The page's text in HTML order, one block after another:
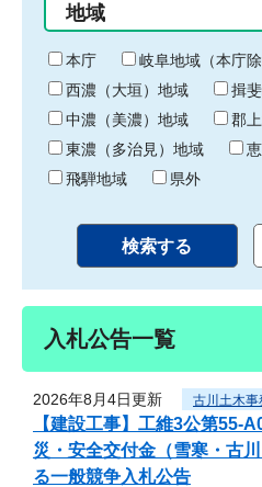
り
終
わ
り
地域
本庁
岐阜地域（本庁除
西濃（大垣）地域
揖
中濃（美濃）地域
郡
東濃（多治見）地域
飛騨地域
県外
入札公告一覧
2026年8月4日更新 古川土木事
【建設工事】工維3公第
災・安全交付金（雪寒・古
る一般競争入札公告